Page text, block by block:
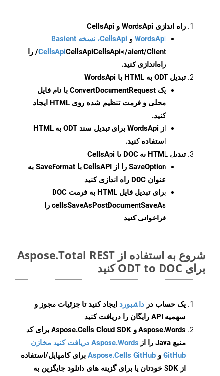
راه اندازی WordsApi و CellsApi
WordsApi و CellsApi، نسخه Basient
CellsApiCellsApi
CellsApi</aient/Client/ را
راه‌اندازی کنید.
تبدیل ODT به HTML با WordsApi
یک ConvertDocumentRequest با نام فایل
محلی و فرمت تنظیم شده روی HTML ایجاد
کنید.
از WordsApi برای تبدیل سند ODT به HTML
استفاده کنید.
تبدیل HTML به DOC با CellsApi
SaveOption
را از CellsAPI با SaveFormat به
عنوان DOC راه اندازی کنید
برای تبدیل فایل HTML به فرمت
DOC
cellsSaveAsPostDocumentSaveAs را
فراخوانی کنید
شروع به استفاده از Aspose.Total REST
برای ODT to DOC کنید
یک حساب در داشبورد ایجاد کنید تا جزئیات مجوز و
سهمیه API رایگان را دریافت کنید
Aspose.Words و Aspose.Cells Cloud SDK برای کد
منبع Java را از
Aspose.Words دریافت کنید مخازن
GitHub و Aspose.Cells GitHub برای کامپایل/استفاده
از SDK خودتان یا برای گزینه های دانلود جایگزین به